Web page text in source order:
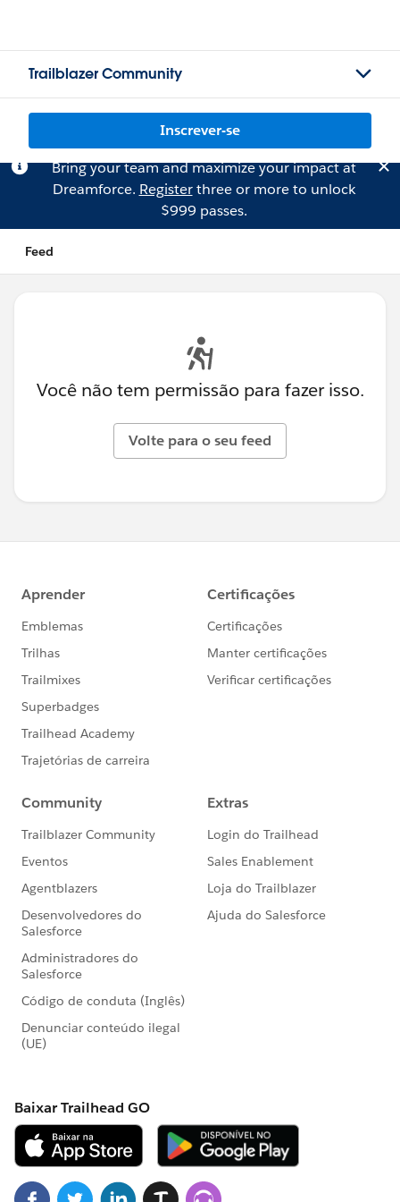
Trailblazer Community
Inscrever-se
Bring your team and maximize your impact at
Dreamforce. Registerthree or more to unlock
$999 passes.
Feed
Você não tem permissão para fazer isso.
Volte para o seu feed